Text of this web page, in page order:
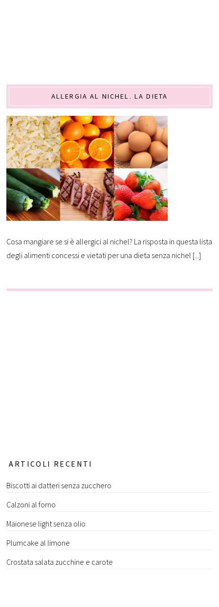
ALLERGIA AL NICHEL. LA DIETA
Cosa mangiare se si è allergici al nichel? La risposta in questa lista
degli alimenti concessi e vietati per una dieta senza nichel [...]
ARTICOLI RECENTI
Biscotti ai datteri senza zucchero
Calzoni al forno
Maionese light senza olio
Plumcake al limone
Crostata salata zucchine e carote